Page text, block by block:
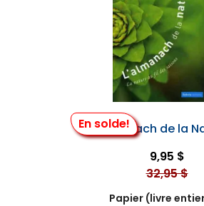
En solde!
L'Almanach de la
9,95 $
32,95 $
Papier (livre